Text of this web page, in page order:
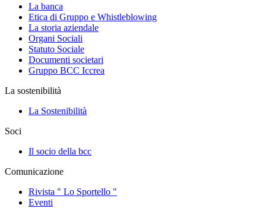
La banca
Etica di Gruppo e Whistleblowing
La storia aziendale
Organi Sociali
Statuto Sociale
Documenti societari
Gruppo BCC Iccrea
La sostenibilità
La Sostenibilità
Soci
Il socio della bcc
Comunicazione
Rivista " Lo Sportello "
Eventi